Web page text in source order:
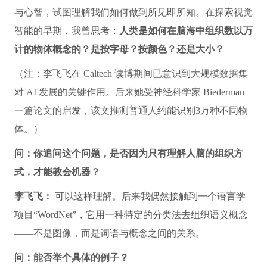
与心智，试图理解我们如何做到所见即所知。在探索视觉
智能的早期，我曾思考： 人类是如何在脑海中组织数以万
计的物体概念的？是按字母？按颜色？还是大小？
（注：李飞飞在 Caltech 读博期间已意识到大规模数据集
对 AI 发展的关键作用。后来她受神经科学家 Biederman
一篇论文的启发，该文推测普通人约能识别3万种不同物
体。）
问：你追问这个问题，是否因为只有理解人脑的组织方
式，才能教会机器？
李飞飞： 可以这样理解。后来我偶然接触到一个语言学
项目“WordNet”，它用一种特定的分类法去组织语义概念
——不是图像，而是词语与概念之间的关系。
问：能否举个具体的例子？